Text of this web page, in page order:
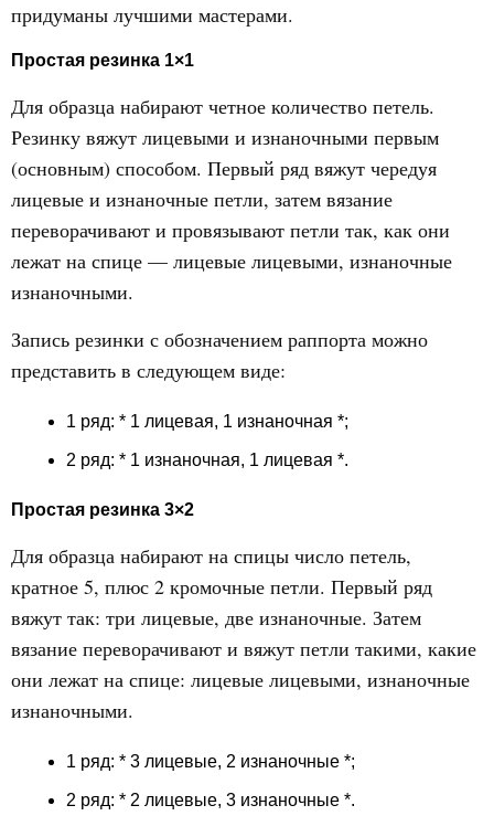
придуманы лучшими мастерами.
Простая резинка 1×1
Для образца набирают четное количество петель.
Резинку вяжут лицевыми и изнаночными первым
(основным) способом. Первый ряд вяжут чередуя
лицевые и изнаночные петли, затем вязание
переворачивают и провязывают петли так, как они
лежат на спице — лицевые лицевыми, изнаночные
изнаночными.
Запись резинки с обозначением раппорта можно
представить в следующем виде:
1 ряд: * 1 лицевая, 1 изнаночная *;
2 ряд: * 1 изнаночная, 1 лицевая *.
Простая резинка 3×2
Для образца набирают на спицы число петель,
кратное 5, плюс 2 кромочные петли. Первый ряд
вяжут так: три лицевые, две изнаночные. Затем
вязание переворачивают и вяжут петли такими, какие
они лежат на спице: лицевые лицевыми, изнаночные
изнаночными.
1 ряд: * 3 лицевые, 2 изнаночные *;
2 ряд: * 2 лицевые, 3 изнаночные *.